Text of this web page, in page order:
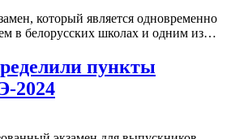
который является одновременно
в белорусских школах и одним из…
пункты
2024